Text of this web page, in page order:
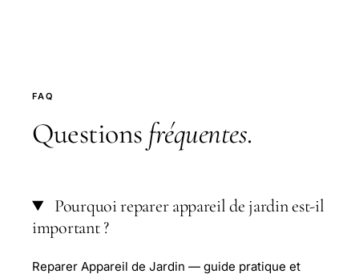
FAQ
Questions fréquentes.
Pourquoi reparer appareil de jardin est-il
important ?
Reparer Appareil de Jardin — guide pratique et